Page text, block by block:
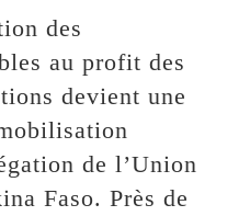
des
au profit des
devient une
de l’Union
Faso. Près de